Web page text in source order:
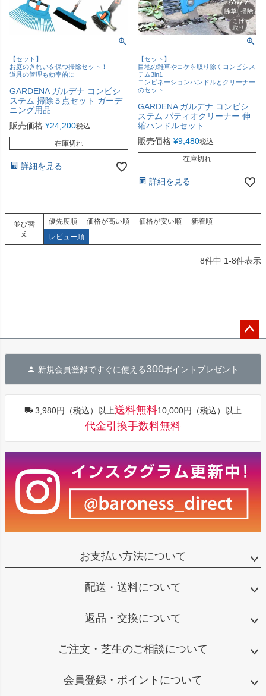
【セット】
お庭のきれいを保つ掃除セット！
道具の管理も効率的に
GARDENA ガルデナ コンビシ
ステム 掃除５点セット ガーデ
ニング用品
販売価格 ¥24,200税込
在庫切れ
詳細を見る
【セット】
目地の雑草やコケを取り除くコンビシス
テム3in1
コンビネーションハンドルとクリーナー
のセット
GARDENA ガルデナ コンビシ
ステム パティオクリーナー 伸
縮ハンドルセット
販売価格 ¥9,480税込
在庫切れ
詳細を見る
並び替
え
優先度順 価格が高い順 価格が安い順
新着順
レビュー順
8件中 1-8件表示
へ
新規会員登録ですぐに使える300ポイントプレゼント
3,980円（税込）以上送料無料10,000円（税込）以上
代金引換手数料無料
お支払い方法について
配送・送料について
返品・交換について
ご注文・芝生のご相談について
会員登録・ポイントについて